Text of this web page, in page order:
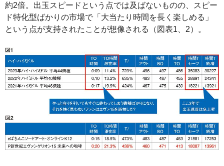
約2倍。出玉スピードという点では及ばないものの、スピー
ド特化型ばかりの市場で「大当たり時間を長く楽しめる」
という点が支持されたことが想像される（図表1、2）。